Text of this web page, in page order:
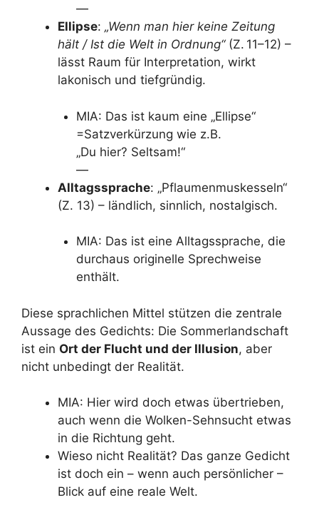
—
Ellipse: „Wenn man hier keine Zeitung
hält / Ist die Welt in Ordnung“(Z. 11–12) –
lässt Raum für Interpretation, wirkt
lakonisch und tiefgründig.
MIA: Das ist kaum eine „Ellipse“
=Satzverkürzung wie z.B.
„Du hier? Seltsam!“
—
Alltagssprache: „Pflaumenmuskesseln“
(Z. 13) – ländlich, sinnlich, nostalgisch.
MIA: Das ist eine Alltagssprache, die
durchaus originelle Sprechweise
enthält.
Diese sprachlichen Mittel stützen die zentrale
Aussage des Gedichts: Die Sommerlandschaft
ist ein Ort der Flucht und der Illusion, aber
nicht unbedingt der Realität.
MIA: Hier wird doch etwas übertrieben,
auch wenn die Wolken-Sehnsucht etwas
in die Richtung geht.
Wieso nicht Realität? Das ganze Gedicht
ist doch ein – wenn auch persönlicher –
Blick auf eine reale Welt.